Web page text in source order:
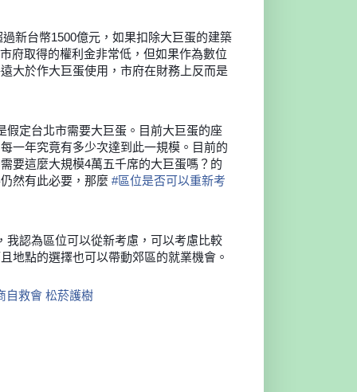
新台幣1500億元，如果扣除大巨蛋的建築
府取得的權利金非常低，但如果作為數位
大於作大巨蛋使用，市府在財務上反而是
假定台北市需要大巨蛋。目前大巨蛋的座
一年究竟有多少次達到此一規模。 目前的
要這麼大規模4萬五千席的大巨蛋嗎？的
然有此必要，那麼 #區位是否可以重新考
認為區位可以從新考慮，可以考慮比較
地點的選擇也可以帶動郊區的就業機會。
自救會 松菸護樹